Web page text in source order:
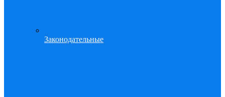
Законодательные